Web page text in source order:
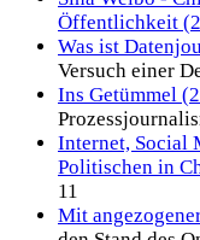
Öffentlichkeit
Was ist
Versuch einer
Ins Getümmel
Internet, Social
Politischen in
11
Mit